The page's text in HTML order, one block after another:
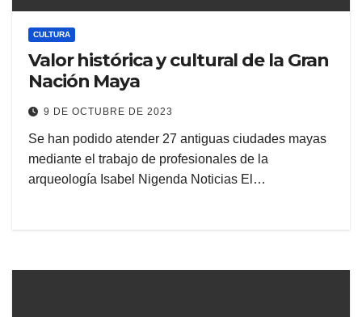
CULTURA
Valor histórica y cultural de la Gran
Nación Maya
9 DE OCTUBRE DE 2023
Se han podido atender 27 antiguas ciudades mayas
mediante el trabajo de profesionales de la
arqueología Isabel Nigenda Noticias El…